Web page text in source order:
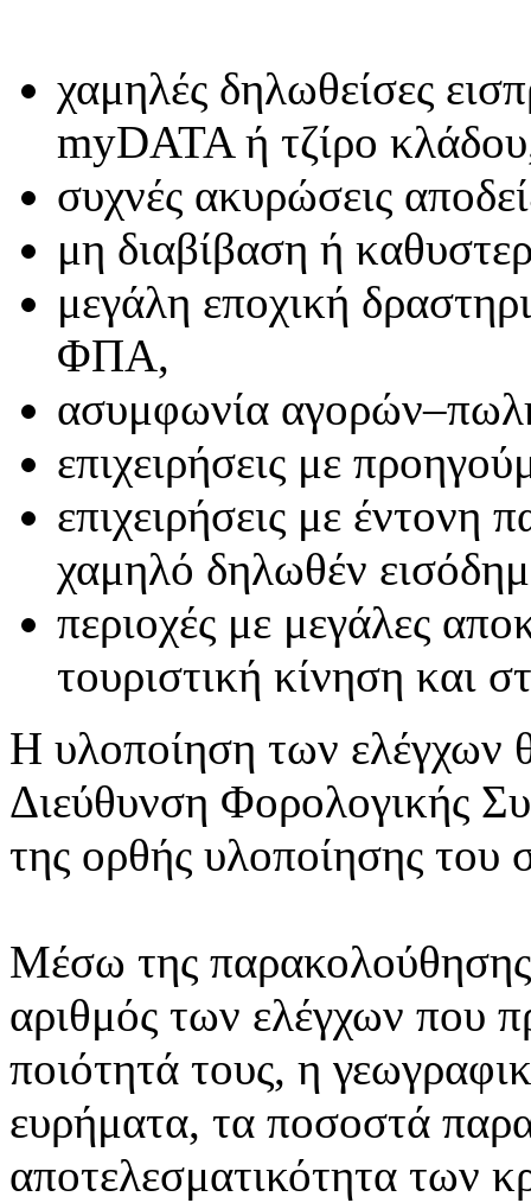
χαμηλές δηλωθείσες
myDATA ή τζίρο
συχνές ακυρώσεις
μη διαβίβαση ή
μεγάλη εποχική
ΦΠΑ,
ασυμφωνία
επιχειρήσεις με
επιχειρήσεις με
χαμηλό δηλωθέν
περιοχές με μεγάλες
τουριστική κίνηση και
Η υλοποίηση των ελέγχων
Διεύθυνση Φορολογικής
της ορθής υλοποίησης του
Μέσω της παρακολούθησης
αριθμός των ελέγχων που
ποιότητά τους, η
ευρήματα, τα ποσοστά
αποτελεσματικότητα των